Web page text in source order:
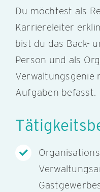
Du möchtest als
Karriereleiter
bist du das Back-
Person und als
Verwaltungsgenie
Aufgaben befasst.